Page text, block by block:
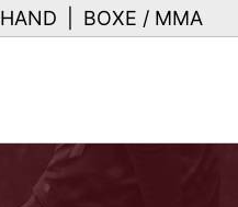
HAND BOXE / MMA